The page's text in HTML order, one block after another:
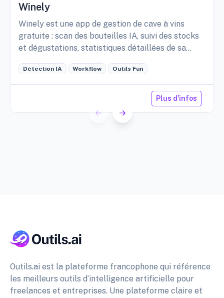
Winely
Winely est une app de gestion de cave à vins
gratuite : scan des bouteilles IA, suivi des stocks
et dégustations, statistiques détaillées de sa
Détection IA Workflow Outils Fun
Plus d'infos
Outils.ai est la plateforme francophone qui référence
les meilleurs outils d’intelligence artificielle pour
freelances et entreprises. Une plateforme claire et